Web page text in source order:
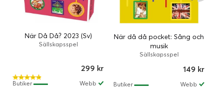
När Då Då? 2023 (Sv)
Sällskapsspel
299 kr
Webb
Butiker
När då då pocket: Sång och
musik
Sällskapsspel
149 kr
Webb
Butiker